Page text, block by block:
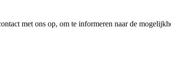
met ons op, om te informeren naar de